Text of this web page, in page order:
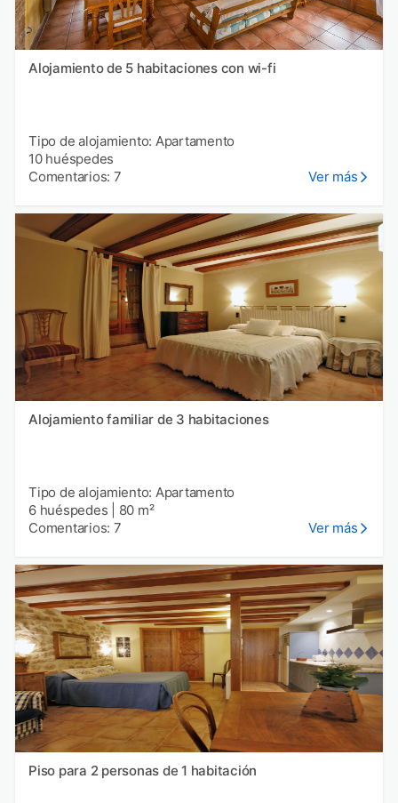
Alojamiento de 5 habitaciones con wi-fi
Tipo de alojamiento: Apartamento
10 huéspedes
Comentarios: 7
Ver más
Alojamiento familiar de 3 habitaciones
Tipo de alojamiento: Apartamento
6 huéspedes
80 m²
Comentarios: 7
Ver más
Piso para 2 personas de 1 habitación